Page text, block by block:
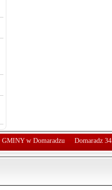
w Domaradzu Domaradz